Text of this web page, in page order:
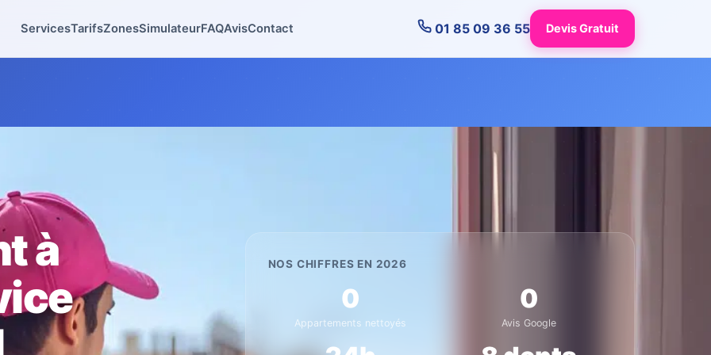
ServicesTarifsZonesSimulateurFAQAvisContact 01 85 09 36 55 Devis Gratuit
à
NOS CHIFFRES EN 2026
0
Appartements nettoyés
0
Avis Google